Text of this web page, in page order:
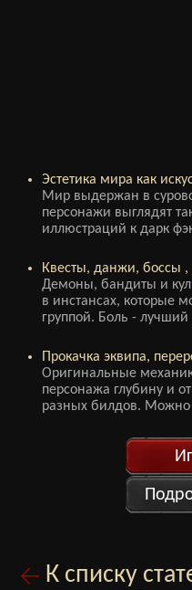
Эстетика мира как
Мир выдержан в
персонажи выглядят
иллюстраций к дарк
Квесты, данжи, боссы ,
Демоны, бандиты и
в инстансах, которые
группой. Боль - лучший
Прокачка эквипа,
Оригинальные
персонажа глубину и
разных билдов. Можно
К списку